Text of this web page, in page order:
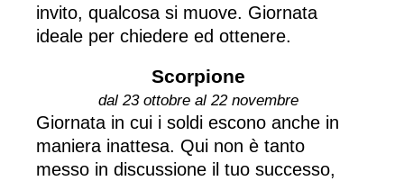
invito, qualcosa si muove. Giornata
ideale per chiedere ed ottenere.
Scorpione
dal 23 ottobre al 22 novembre
Giornata in cui i soldi escono anche in
maniera inattesa. Qui non è tanto
messo in discussione il tuo successo,